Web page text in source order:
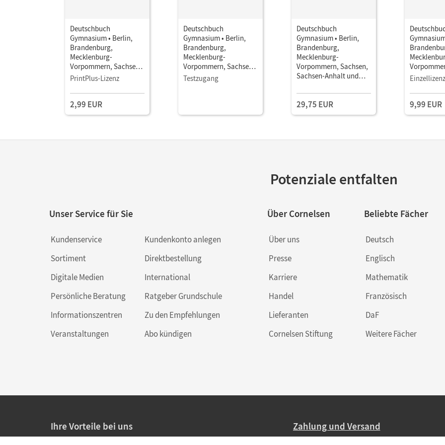
Deutschbuch
Gymnasium • Berlin,
Brandenburg,
Mecklenburg-
Vorpommern, Sachsen,
Sachsen-Anhalt und
2019 · 8. Schuljahr •
Schulbuch als E-Book
Mit Medien
PrintPlus-Lizenz
2,99 EUR
Deutschbuch
Gymnasium • Berlin,
Brandenburg,
Mecklenburg-
Vorpommern, Sachsen,
Sachsen-Anhalt und
Thüringen - Ausgabe
Mit Medien
Testzugang
Deutschbuch
Gymnasium • Berlin,
Brandenburg,
Mecklenburg-
Vorpommern, Sachsen,
Sachsen-Anhalt und
2019 · 8. Schuljahr •
Schulbuch Mit
Hörtexten und
29,75 EUR
Sachsen-
2019 · 8.
Schulbuch
Mit Medien
Einzellizenz
9,99 EUR
Potenziale entfalten
Unser Service für Sie
Kundenservice
Sortiment
Digitale Medien
Persönliche Beratung
Informationszentren
Veranstaltungen
Kundenkonto anlegen
Direktbestellung
International
Ratgeber Grundschule
Zu den Empfehlungen
Abo kündigen
Über Cornelsen
Über uns
Presse
Karriere
Handel
Lieferanten
Cornelsen Stiftung
Beliebte Fächer
Deutsch
Englisch
Mathematik
Französisch
DaF
Weitere Fächer
Ihre Vorteile bei uns Zahlung und Versand